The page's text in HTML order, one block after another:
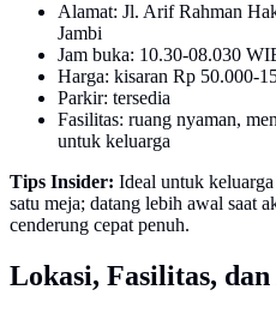
Alamat: Jl. Arif Rahman
Jambi
Jam buka: 10.30-08.030
Harga: kisaran Rp 50.000-
Parkir: tersedia
Fasilitas: ruang nyaman,
untuk keluarga
Tips Insider: Ideal untuk
satu meja; datang lebih awal saat
cenderung cepat penuh.
Lokasi, Fasilitas, dan